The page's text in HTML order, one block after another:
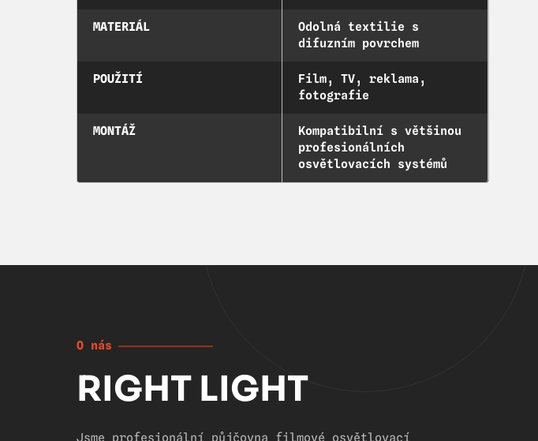
MATERIÁL
Odolná textilie s
difuzním povrchem
POUŽITÍ
Film, TV, reklama,
fotografie
MONTÁŽ
Kompatibilní s většinou
profesionálních
osvětlovacích systémů
O nás
RIGHT LIGHT